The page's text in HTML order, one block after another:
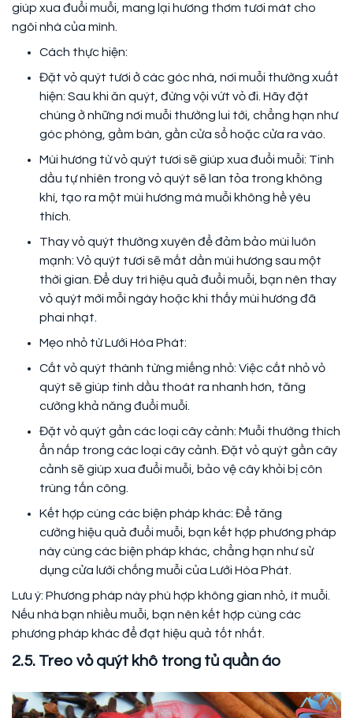
giúp xua đuổi muỗi, mang lại hương thơm tươi mát cho
ngôi nhà của mình.
Cách thực hiện:
Đặt vỏ quýt tươi ở các góc nhà, nơi muỗi thường xuất
hiện: Sau khi ăn quýt, đừng vội vứt vỏ đi. Hãy đặt
chúng ở những nơi muỗi thường lui tới, chẳng hạn như
góc phòng, gầm bàn, gần cửa sổ hoặc cửa ra vào.
Mùi hương từ vỏ quýt tươi sẽ giúp xua đuổi muỗi: Tinh
dầu tự nhiên trong vỏ quýt sẽ lan tỏa trong không
khí, tạo ra một mùi hương mà muỗi không hề yêu
thích.
Thay vỏ quýt thường xuyên để đảm bảo mùi luôn
mạnh: Vỏ quýt tươi sẽ mất dần mùi hương sau một
thời gian. Để duy trì hiệu quả đuổi muỗi, bạn nên thay
vỏ quýt mới mỗi ngày hoặc khi thấy mùi hương đã
phai nhạt.
Mẹo nhỏ từ Lưới Hòa Phát:
Cắt vỏ quýt thành từng miếng nhỏ: Việc cắt nhỏ vỏ
quýt sẽ giúp tinh dầu thoát ra nhanh hơn, tăng
cường khả năng đuổi muỗi.
Đặt vỏ quýt gần các loại cây cảnh: Muỗi thường thích
ẩn nấp trong các loại cây cảnh. Đặt vỏ quýt gần cây
cảnh sẽ giúp xua đuổi muỗi, bảo vệ cây khỏi bị côn
trùng tấn công.
Kết hợp cùng các biện pháp khác: Để tăng
cường hiệu quả đuổi muỗi, bạn kết hợp phương pháp
này cùng các biện pháp khác, chẳng hạn như sử
dụng cửa lưới chống muỗi của Lưới Hòa Phát.
Lưu ý: Phương pháp này phù hợp không gian nhỏ, ít muỗi.
Nếu nhà bạn nhiều muỗi, bạn nên kết hợp cùng các
phương pháp khác để đạt hiệu quả tốt nhất.
2.5. Treo vỏ quýt khô trong tủ quần áo